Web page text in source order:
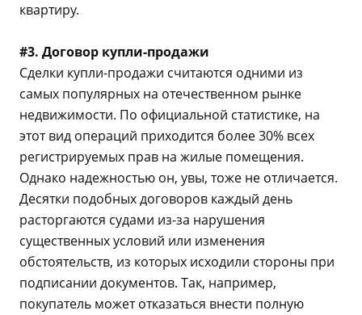
квартиру.
#3. Договор купли-продажи
Сделки купли-продажи считаются одними из
самых популярных на отечественном рынке
недвижимости. По официальной статистике, на
этот вид операций приходится более 30% всех
регистрируемых прав на жилые помещения.
Однако надежностью он, увы, тоже не отличается.
Десятки подобных договоров каждый день
расторгаются судами из-за нарушения
существенных условий или изменения
обстоятельств, из которых исходили стороны при
подписании документов. Так, например,
покупатель может отказаться внести полную